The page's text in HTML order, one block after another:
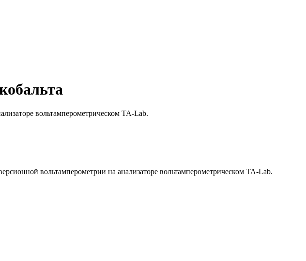
вольтамперометрическом ТА-Lab.
вольтамперометрии на анализаторе вольтамперометрическом ТА-Lab.